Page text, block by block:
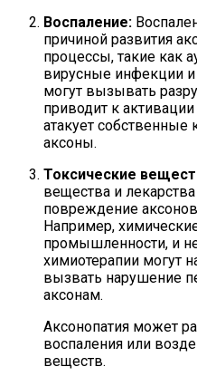
Воспаление:
причиной развития
процессы, такие как
вирусные инфекции
могут вызывать
приводит к
атакует собственные
аксоны.
Токсические
вещества и
повреждение
Например,
промышленности, и
химиотерапии могут
вызвать нарушение
аксонам.
Аксонопатия может
воспаления или
веществ.